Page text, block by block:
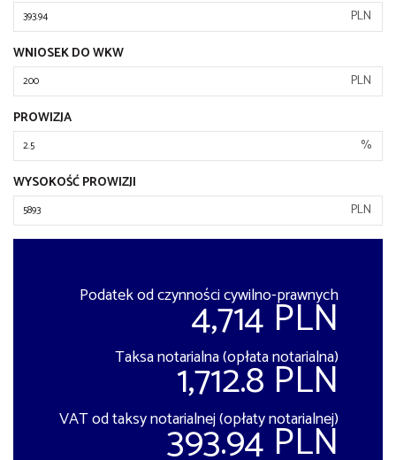
PLN
WNIOSEK DO WKW
PLN
PROWIZJA
%
WYSOKOŚĆ PROWIZJI
PLN
Podatek od czynności cywilno-prawnych
4,714 PLN
Taksa notarialna (opłata notarialna)
1,712.8 PLN
VAT od taksy notarialnej (opłaty notarialnej)
393.94 PLN